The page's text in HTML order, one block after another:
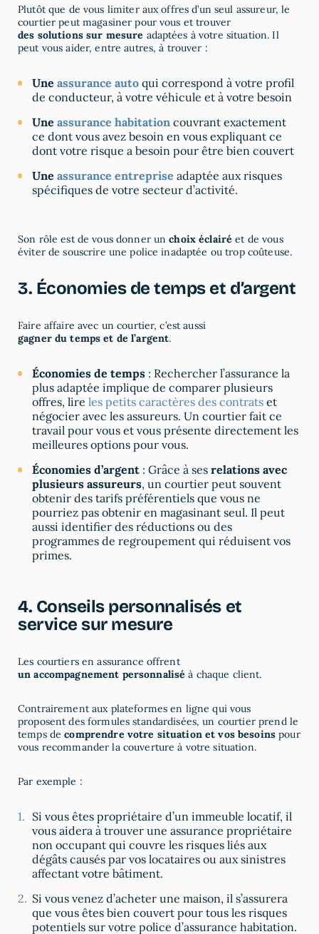
Plutôt que de vous limiter aux offres d’un seul assureur, le
courtier peut magasiner pour vous et trouver
des solutions sur mesure adaptées à votre situation. Il
peut vous aider, entre autres, à trouver :
Une assurance auto qui correspond à votre profil
de conducteur, à votre véhicule et à votre besoin
Une assurance habitation couvrant exactement
ce dont vous avez besoin en vous expliquant ce
dont votre risque a besoin pour être bien couvert
Une assurance entreprise adaptée aux risques
spécifiques de votre secteur d’activité.
Son rôle est de vous donner unchoix éclairé et de vous
éviter de souscrire une police inadaptée ou trop coûteuse.
3. Économies de temps et d’argent
Faire affaire avec un courtier, c’est aussi
gagner du temps et de l’argent.
Économies de temps : Rechercher l’assurance la
plus adaptée implique de comparer plusieurs
offres, lire les petits caractères des contrats et
négocier avec les assureurs. Un courtier fait ce
travail pour vous et vous présente directement les
meilleures options pour vous.
Économies d’argent : Grâce à ses relations avec
plusieurs assureurs, un courtier peut souvent
obtenir des tarifs préférentiels que vous ne
pourriez pas obtenir en magasinant seul. Il peut
aussi identifier des réductions ou des
programmes de regroupement qui réduisent vos
primes.
4. Conseils personnalisés et
service sur mesure
Les courtiers en assurance offrent
un accompagnement personnalisé à chaque client.
Contrairement aux plateformes en ligne qui vous
proposent des formules standardisées, un courtier prend le
temps decomprendre votre situation et vos besoins pour
vous recommander la couverture à votre situation.
Par exemple :
Si vous êtes propriétaire d’un immeuble locatif, il
vous aidera à trouver une assurance propriétaire
non occupant qui couvre les risques liés aux
dégâts causés par vos locataires ou aux sinistres
affectant votre bâtiment.
Si vous venez d’acheter une maison, il s’assurera
que vous êtes bien couvert pour tous les risques
potentiels sur votre police d’assurance habitation.